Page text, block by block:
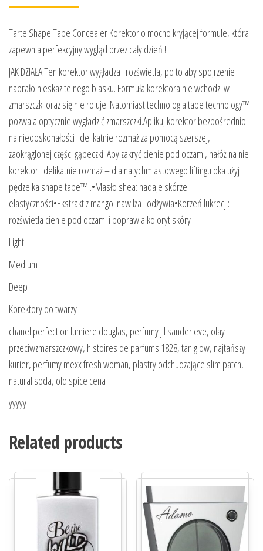
Tarte Shape Tape Concealer Korektor o mocno kryjącej formule, która
zapewnia perfekcyjny wygląd przez cały dzień !
JAK DZIAŁA:Ten korektor wygładza i rozświetla, po to aby spojrzenie
nabrało nieskazitelnego blasku. Formuła korektora nie wchodzi w
zmarszczki oraz się nie roluje. Natomiast technologia tape technology™
pozwala optycznie wygładzić zmarszczki.Aplikuj korektor bezpośrednio
na niedoskonałości i delikatnie rozmaż za pomocą szerszej,
zaokrąglonej części gąbeczki. Aby zakryć cienie pod oczami, nałóż na nie
korektor i delikatnie rozmaż – dla natychmiastowego liftingu oka użyj
pędzelka shape tape™ .•Masło shea: nadaje skórze
elastyczności•Ekstrakt z mango: nawilża i odżywia•Korzeń lukrecji:
rozświetla cienie pod oczami i poprawia koloryt skóry
Light
Medium
Deep
Korektory do twarzy
chanel perfection lumiere douglas, perfumy jil sander eve, olay
przeciwzmarszczkowy, histoires de parfums 1828, tan glow, najtańszy
kurier, perfumy mexx fresh woman, plastry odchudzające slim patch,
natural soda, old spice cena
yyyyy
Related products